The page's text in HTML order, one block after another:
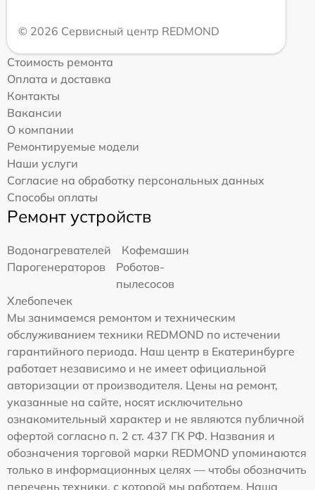
© 2026 Сервисный центр REDMOND
Стоимость ремонта
Оплата и доставка
Контакты
Вакансии
О компании
Ремонтируемые модели
Наши услуги
Согласие на обработку персональных данных
Способы оплаты
Ремонт устройств
Водонагревателей
Кофемашин
Парогенераторов
Роботов-
пылесосов
Хлебопечек
Мы занимаемся ремонтом и техническим
обслуживанием техники REDMOND по истечении
гарантийного периода. Наш центр в Екатеринбурге
работает независимо и не имеет официальной
авторизации от производителя. Цены на ремонт,
указанные на сайте, носят исключительно
ознакомительный характер и не являются публичной
офертой согласно п. 2 ст. 437 ГК РФ. Названия и
обозначения торговой марки REDMOND упоминаются
только в информационных целях — чтобы обозначить
перечень техники, с которой мы работаем. Наша